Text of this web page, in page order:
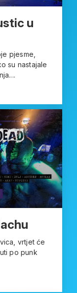
u
pjesme,
su nastajale
vrtjet će
po punk